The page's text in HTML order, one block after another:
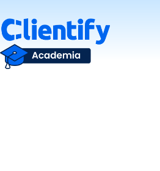
al
contenido